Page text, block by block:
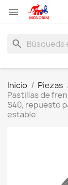

search
Inicio Piezas
Pastillas de
S40, repuesto
estable